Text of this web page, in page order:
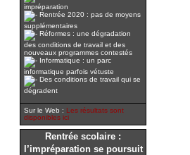
impréparation
Rentrée 2020 : pas de moyens
supplémentaires
Réformes : une dégradation
des conditions de travail et des
nouveaux programmes contestés
Informatique : un parc
informatique parfois vétuste
Des conditions de travail qui se
dégradent
Sur le Web : Les résultats sont
disponibles ici
Rentrée scolaire :
l’impréparation se poursuit